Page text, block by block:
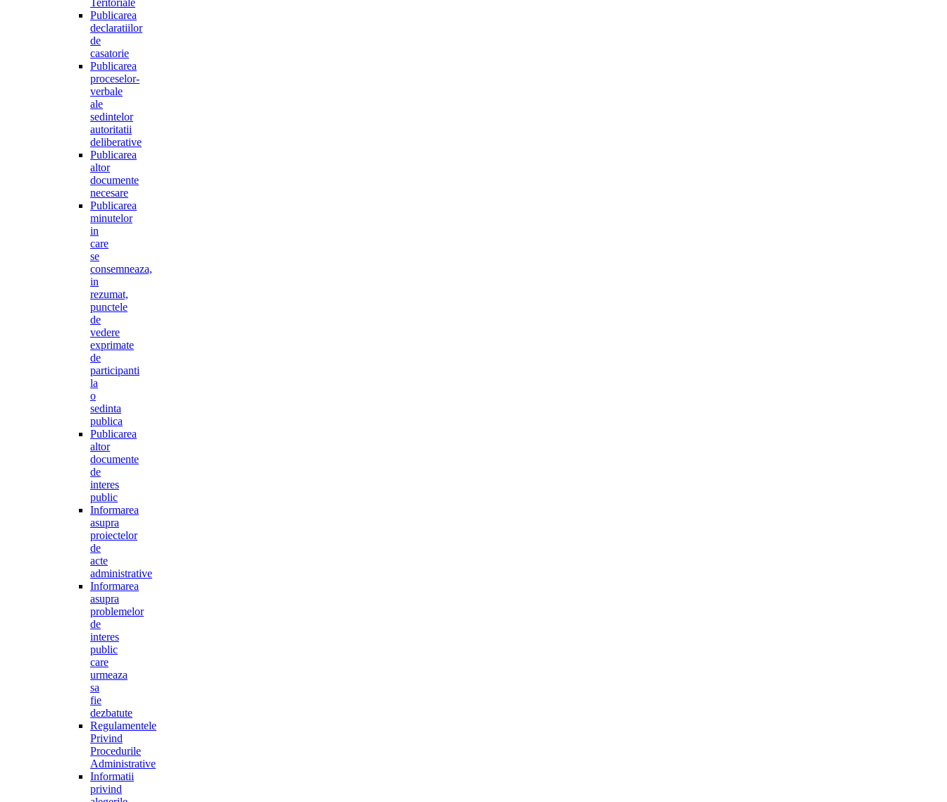
Teritoriale
Publicarea
declaratiilor
de
casatorie
Publicarea
proceselor-
verbale
ale
sedintelor
autoritatii
deliberative
Publicarea
altor
documente
necesare
Publicarea
minutelor
in
care
se
consemneaza,
in
rezumat,
punctele
de
vedere
exprimate
de
participanti
la
o
sedinta
publica
Publicarea
altor
documente
de
interes
public
Informarea
asupra
proiectelor
de
acte
administrative
Informarea
asupra
problemelor
de
interes
public
care
urmeaza
sa
fie
dezbatute
Regulamentele
Privind
Procedurile
Administrative
Informatii
privind